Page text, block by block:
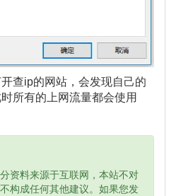
查ip的网站，会发现自己的
所有的上网流量都会使用
资料来源于互联网，本站不对
构成任何其他建议。如果您发